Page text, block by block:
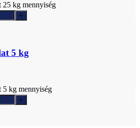
25 kg mennyiség
5 kg
5 kg mennyiség